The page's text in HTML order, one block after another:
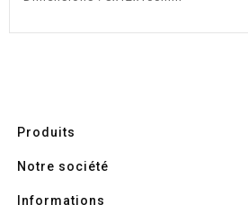
Produits
Notre société
Informations